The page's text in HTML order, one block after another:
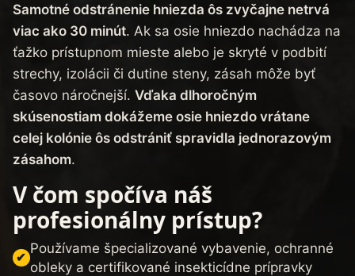
Samotné odstránenie hniezda ôs zvyčajne netrvá
viac ako 30 minút. Ak sa osie hniezdo nachádza na
ťažko prístupnom mieste alebo je skryté v podbití
strechy, izolácii či dutine steny, zásah môže byť
časovo náročnejší. Vďaka dlhoročným
skúsenostiam dokážeme osie hniezdo vrátane
celej kolónie ôs odstrániť spravidla jednorazovým
zásahom.
V čom spočíva náš
profesionálny prístup?
Používame špecializované vybavenie, ochranné
obleky a certifikované insekticídne prípravky